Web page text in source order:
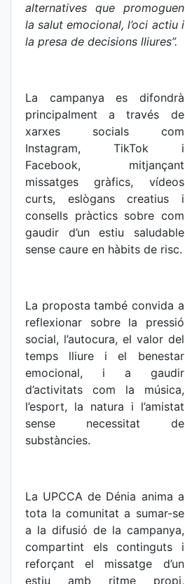
alternatives que promoguen
la salut emocional, l’oci actiu i
la presa de decisions lliures”.
La campanya es difondrà
principalment a través de
xarxes socials com
Instagram, TikTok i
Facebook, mitjançant
missatges gràfics, vídeos
curts, eslògans creatius i
consells pràctics sobre com
gaudir d’un estiu saludable
sense caure en hàbits de risc.
La proposta també convida a
reflexionar sobre la pressió
social, l’autocura, el valor del
temps lliure i el benestar
emocional, i a gaudir
d’activitats com la música,
l’esport, la natura i l’amistat
sense necessitat de
substàncies.
La UPCCA de Dénia anima a
tota la comunitat a sumar-se
a la difusió de la campanya,
compartint els continguts i
reforçant el missatge d’un
estiu amb ritme propi,